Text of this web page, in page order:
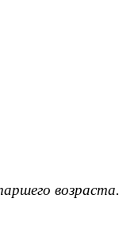
возраста.